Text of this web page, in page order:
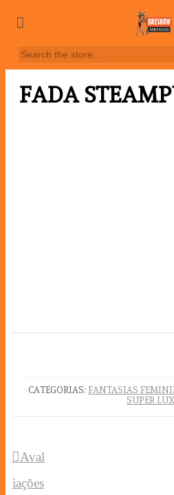
FADA
CATEGORIAS: FANTASIAS
SUPER
Aval
iações